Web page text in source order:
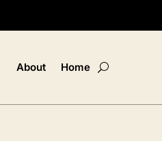
About Home